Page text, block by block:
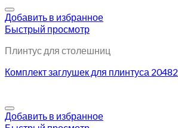
Добавить в избранное
Быстрый просмотр
Плинтус для столешниц
Комплект заглушек для плинтуса 20482
Добавить в избранное